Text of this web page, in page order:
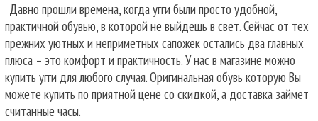
Давно прошли времена, когда угги были просто удобной,
практичной обувью, в которой не выйдешь в свет. Сейчас от тех
прежних уютных и неприметных сапожек остались два главных
плюса – это комфорт и практичность. У нас в магазине можно
купить угги для любого случая.Оригинальная обувь которую Вы
можете купить по приятной цене со скидкой, а доставка займет
считанные часы.